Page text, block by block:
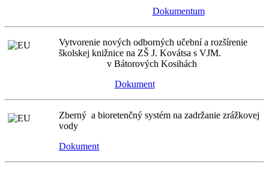
Dokumentum
Vytvorenie nových odborných učební a rozšírenie
školskej knižnice na ZŠ J. Kovátsa s VJM.
v Bátorových Kosihách
Dokument
Zberný a bioretenčný systém na zadržanie zrážkovej
vody
Dokument